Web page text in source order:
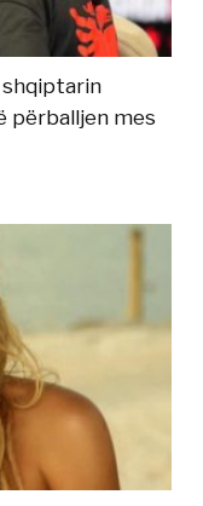
shqiptarin
përballjen mes